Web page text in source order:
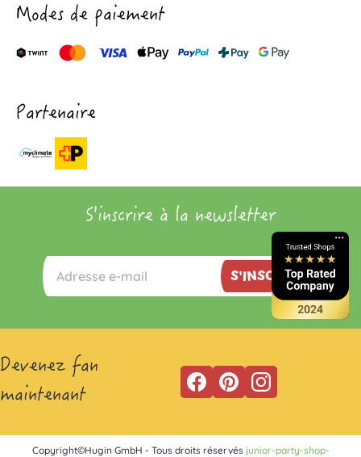
Modes de paiement
Partenaire
S'inscrire à la newsletter
S'INSCRIRE
Devenez fan
maintenant
Copyright©Hugin GmbH - Tous droits réservés junior-party-shop-